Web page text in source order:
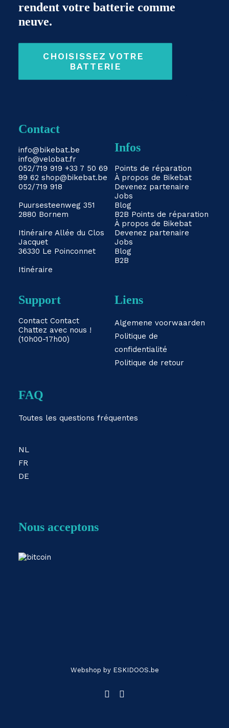
rendent votre batterie comme
neuve.
CHOISISSEZ VOTRE
BATTERIE
Contact
info@bikebat.be
info@velobat.fr
052/719 919 +33 7 50 69
99 62 shop@bikebat.be
052/719 918
Puursesteenweg 351
2880 Bornem
Itinéraire Allée du Clos
Jacquet
36330 Le Poinconnet
Itinéraire
Infos
Points de réparation
À propos de Bikebat
Devenez partenaire
Jobs
Blog
B2B Points de réparation
À propos de Bikebat
Devenez partenaire
Jobs
Blog
B2B
Support
Contact Contact
Chattez avec nous !
(10h00-17h00)
Liens
Algemene voorwaarden
Politique de
confidentialité
Politique de retour
FAQ
Toutes les questions fréquentes
NL
FR
DE
Nous acceptons
Webshop by ESKIDOOS.be